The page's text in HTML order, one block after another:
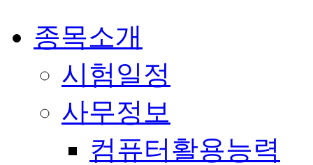
종목소개
시험일정
사무정보
컴퓨터활용능력